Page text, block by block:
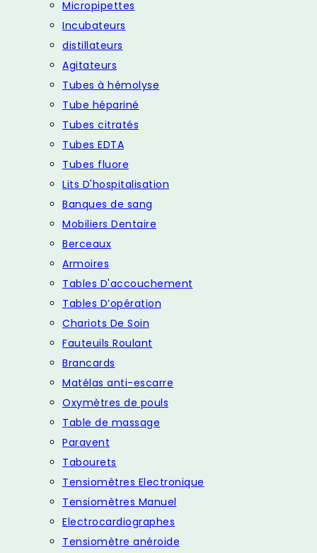
Micropipettes
Incubateurs
distillateurs
Agitateurs
Tubes à hémolyse
Tube hépariné
Tubes citratés
Tubes EDTA
Tubes fluore
Lits D'hospitalisation
Banques de sang
Mobiliers Dentaire
Berceaux
Armoires
Tables D'accouchement
Tables D’opération
Chariots De Soin
Fauteuils Roulant
Brancards
Matélas anti-escarre
Oxymètres de pouls
Table de massage
Paravent
Tabourets
Tensiomètres Electronique
Tensiomètres Manuel
Electrocardiographes
Tensiomètre anéroide